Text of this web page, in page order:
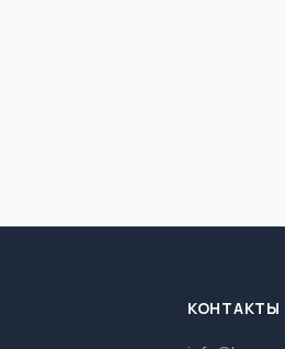
КОНТАКТЫ